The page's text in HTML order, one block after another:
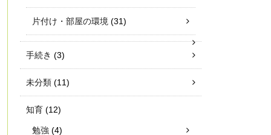
片付け・部屋の環境 (31)
手続き (3)
未分類 (11)
知育 (12)
勉強 (4)